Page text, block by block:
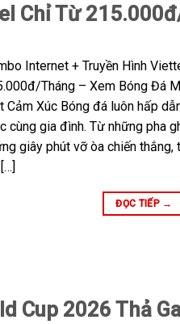
Chỉ Từ
Internet + Truyền Hình
Tháng – Xem Bóng Đá
Cảm Xúc Bóng đá luôn hấp
cùng gia đình. Từ những pha
giây phút vỡ òa chiến
ĐỌC TIẾP →
Cup 2026 Thả